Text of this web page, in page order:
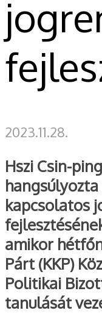
2023.11.28.
Hszi Csin-
kapcsolatos
amikor
Párt (KKP)
Politikai
tanulását